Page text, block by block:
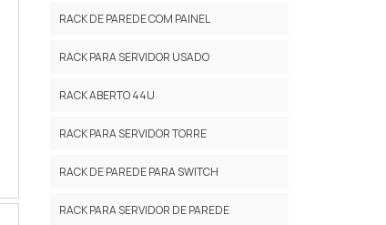
RACK DE PAREDE COM PAINEL
RACK PARA SERVIDOR USADO
RACK ABERTO 44U
RACK PARA SERVIDOR TORRE
RACK DE PAREDE PARA SWITCH
RACK PARA SERVIDOR DE PAREDE